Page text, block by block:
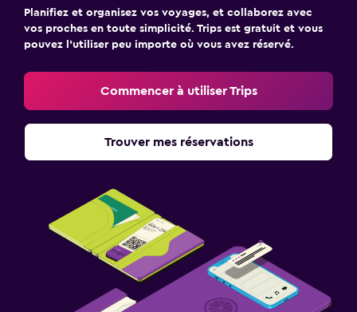
Planifiez et organisez vos voyages, et collaborez avec
vos proches en toute simplicité. Trips est gratuit et vous
pouvez l’utiliser peu importe où vous avez réservé.
Commencer à utiliser Trips
Trouver mes réservations